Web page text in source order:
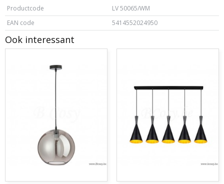
Productcode
LV 50065/WM
EAN code
5414552024950
Ook interessant